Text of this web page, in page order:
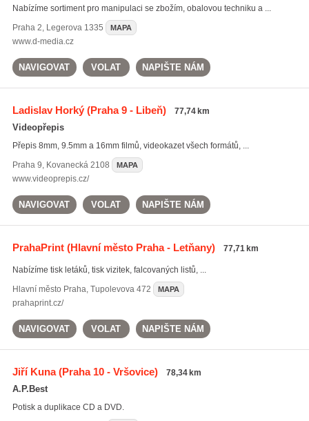
Nabízíme sortiment pro manipulaci se zbožím, obalovou techniku a ...
Praha 2, Legerova 1335 MAPA
www.d-media.cz
NAVIGOVAT VOLAT NAPIŠTE NÁM
Ladislav Horký(Praha 9 - Libeň) 77,74 km
Videopřepis
Přepis 8mm, 9.5mm a 16mm filmů, videokazet všech formátů, ...
Praha 9, Kovanecká 2108 MAPA
www.videoprepis.cz/
NAVIGOVAT VOLAT NAPIŠTE NÁM
PrahaPrint(Hlavní město Praha - Letňany) 77,71 km
Nabízíme tisk letáků, tisk vizitek, falcovaných listů, ...
Hlavní město Praha, Tupolevova 472 MAPA
prahaprint.cz/
NAVIGOVAT VOLAT NAPIŠTE NÁM
Jiří Kuna(Praha 10 - Vršovice) 78,34 km
A.P.Best
Potisk a duplikace CD a DVD.